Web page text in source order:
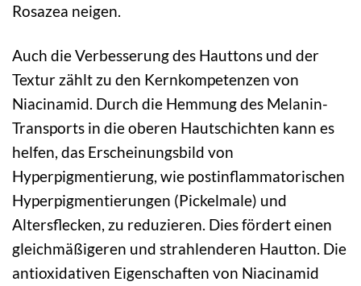
Rosazea neigen.
Auch die Verbesserung des Hauttons und der
Textur zählt zu den Kernkompetenzen von
Niacinamid. Durch die Hemmung des Melanin-
Transports in die oberen Hautschichten kann es
helfen, das Erscheinungsbild von
Hyperpigmentierung, wie postinflammatorischen
Hyperpigmentierungen (Pickelmale) und
Altersflecken, zu reduzieren. Dies fördert einen
gleichmäßigeren und strahlenderen Hautton. Die
antioxidativen Eigenschaften von Niacinamid